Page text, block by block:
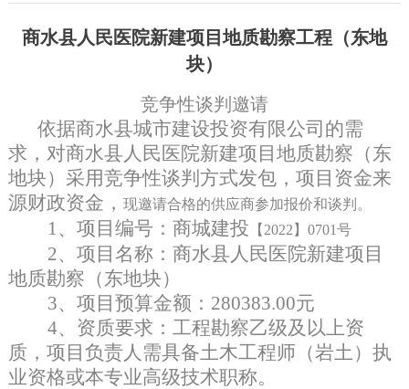
商水县人民医院新建项目地质勘察工程（东地
块）
竞争性谈判邀请
依据商水县城市建设投资有限公司的需
求，对商水县人民医院新建项目 地质勘察（东
地块） 采用竞争性谈判方式发包，项目资金来
源财政资金， 现邀请合格的供应商参加报价和谈判。
1、项目编号： 商城建投 【 2022】0701号
2、项目名称： 商水县人民医院新建项目
地质勘察（东地块）
3、项目预算金额：280383.00元
4、 资质要求：工程勘察乙级及以上资
质，项目负责人需具备土木工程师（岩土）执
业资格或本专业高级技术职称。